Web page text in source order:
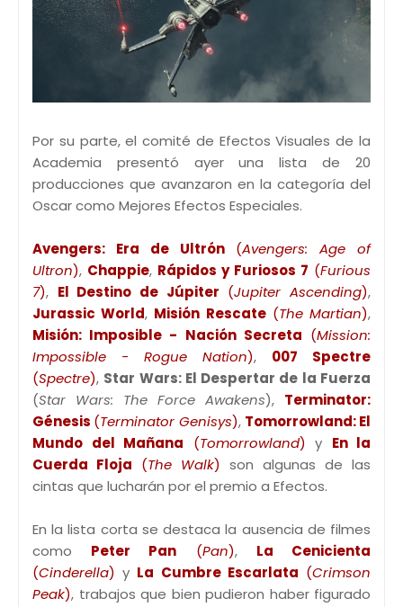
Por su parte, el comité de Efectos Visuales de la
Academia presentó ayer una lista de 20
producciones que avanzaron en la categoría del
Oscar como Mejores Efectos Especiales.
Avengers: Era de Ultrón(Avengers: Age of
Ultron), Chappie, Rápidos y Furiosos 7 (Furious
7), El Destino de Júpiter (Jupiter Ascending),
Jurassic World, Misión Rescate(The Martian),
Misión: Imposible - Nación Secreta (Mission:
Impossible - Rogue Nation), 007 Spectre
(Spectre), Star Wars: El Despertar de la Fuerza
(Star Wars: The Force Awakens), Terminator:
Génesis (Terminator Genisys), Tomorrowland: El
Mundo del Mañana (Tomorrowland) y En la
Cuerda Floja (The Walk) son algunas de las
cintas que lucharán por el premio a Efectos.
En la lista corta se destaca la ausencia de filmes
como Peter Pan (Pan), La Cenicienta
(Cinderella) y La Cumbre Escarlata (Crimson
Peak), trabajos que bien pudieron haber figurado